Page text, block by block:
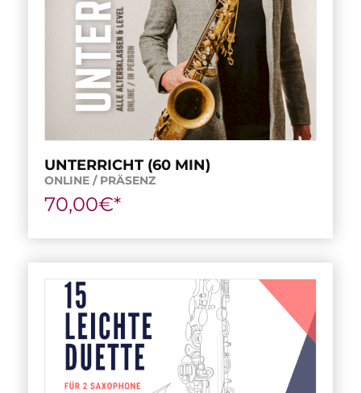
UNTERRICHT (60 MIN)
ONLINE / PRÄSENZ
70,00€*